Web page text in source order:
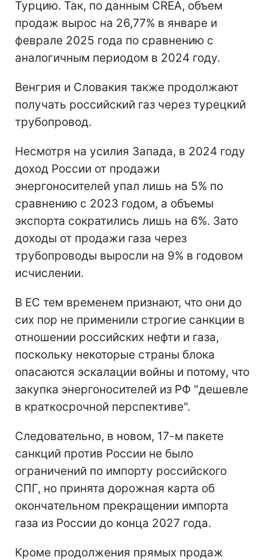
Турцию. Так, по данным CREA, объем
продаж вырос на 26,77% в январе и
феврале 2025 года по сравнению с
аналогичным периодом в 2024 году.
Венгрия и Словакия также продолжают
получать российский газ через турецкий
трубопровод.
Несмотря на усилия Запада, в 2024 году
доход России от продажи
энергоносителей упал лишь на 5% по
сравнению с 2023 годом, а объемы
экспорта сократились лишь на 6%. Зато
доходы от продажи газа через
трубопроводы выросли на 9% в годовом
исчислении.
В ЕС тем временем признают, что они до
сих пор не применили строгие санкции в
отношении российских нефти и газа,
поскольку некоторые страны блока
опасаются эскалации войны и потому, что
закупка энергоносителей из РФ "дешевле
в краткосрочной перспективе".
Следовательно, в новом, 17-м пакете
санкций против России не было
ограничений по импорту российского
СПГ, но принята дорожная карта об
окончательном прекращении импорта
газа из России до конца 2027 года.
Кроме продолжения прямых продаж